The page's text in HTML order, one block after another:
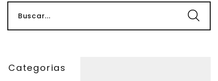
Buscar...
Categorias